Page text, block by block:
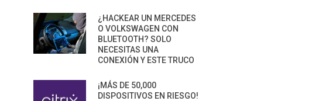
¿HACKEAR UN MERCEDES
O VOLKSWAGEN CON
BLUETOOTH? SOLO
NECESITAS UNA
CONEXIÓN Y ESTE TRUCO
¡MÁS DE 50,000
DISPOSITIVOS EN RIESGO!